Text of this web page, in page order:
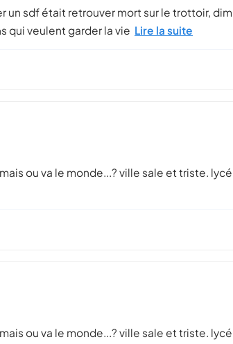
un sdf était retrouver mort sur le trottoir,
qui veulent garder la vie Lire la suite
ou va le monde...? ville sale et triste.
ou va le monde...? ville sale et triste.